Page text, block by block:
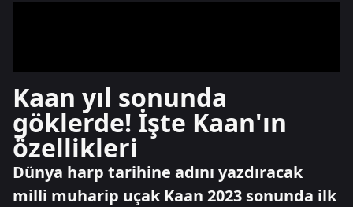
Kaan yıl sonunda
göklerde! İşte Kaan'ın
özellikleri
Dünya harp tarihine adını yazdıracak
milli muharip uçak Kaan 2023 sonunda ilk